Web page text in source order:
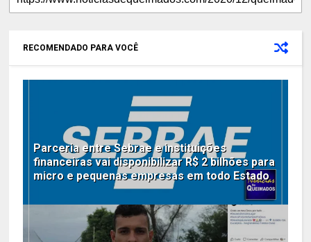
RECOMENDADO PARA VOCÊ
Parceria entre Sebrae e instituições
financeiras vai disponibilizar R$ 2 bilhões para
micro e pequenas empresas em todo Estado